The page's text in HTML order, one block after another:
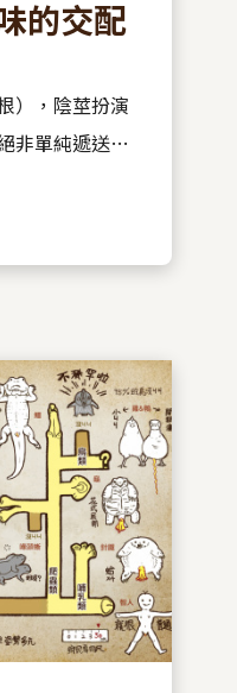
），陰莖扮演
非單純遞送精
超暴力陰